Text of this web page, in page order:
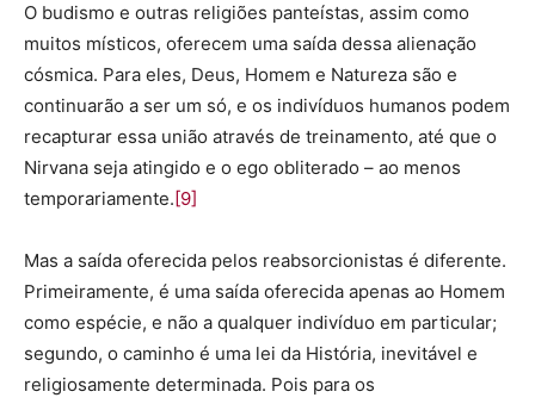
O budismo e outras religiões panteístas, assim como
muitos místicos, oferecem uma saída dessa alienação
cósmica. Para eles, Deus, Homem e Natureza são e
continuarão a ser um só, e os indivíduos humanos podem
recapturar essa união através de treinamento, até que o
Nirvana seja atingido e o ego obliterado – ao menos
temporariamente.[9]
Mas a saída oferecida pelos reabsorcionistas é diferente.
Primeiramente, é uma saída oferecida apenas ao Homem
como espécie, e não a qualquer indivíduo em particular;
segundo, o caminho é uma lei da História, inevitável e
religiosamente determinada. Pois para os